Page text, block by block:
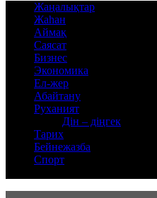
Жаңалықтар
Жаһан
Аймақ
Саясат
Бизнес
Экономика
Ел-жер
Абайтану
Руханият
Дін – діңгек
Тарих
Бейнежазба
Спорт